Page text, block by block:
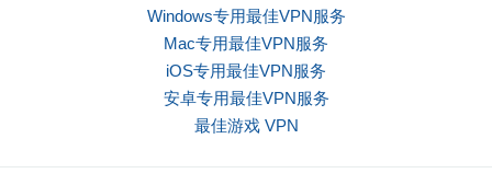
Windows专用最佳VPN服务
Mac专用最佳VPN服务
iOS专用最佳VPN服务
安卓专用最佳VPN服务
最佳游戏 VPN